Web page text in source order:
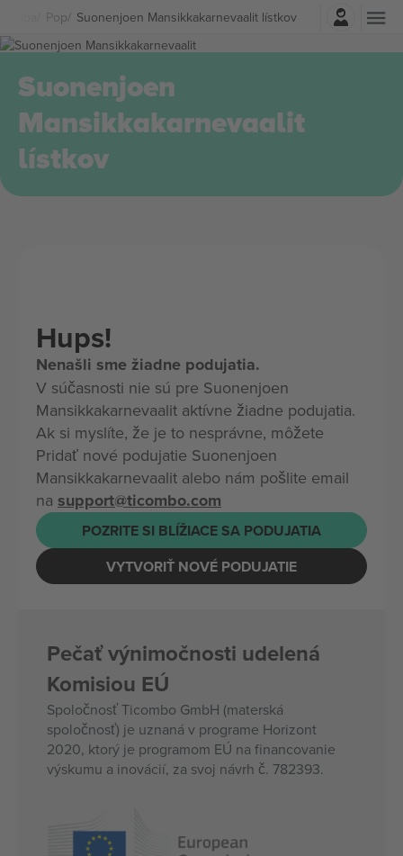
Pop Suonenjoen Mansikkakarnevaalit lístkov
Prihlásenie
Suonenjoen
Mansikkakarnevaalit
lístkov
Hups!
Nenašli sme žiadne podujatia.
V súčasnosti nie sú pre Suonenjoen
Mansikkakarnevaalit aktívne žiadne podujatia.
Ak si myslíte, že je to nesprávne, môžete
Pridať nové podujatie Suonenjoen
Mansikkakarnevaalit alebo nám pošlite email
na support@ticombo.com
POZRITE SI BLÍŽIACE SA PODUJATIA
VYTVORIŤ NOVÉ PODUJATIE
Pečať výnimočnosti udelená
Komisiou EÚ
Spoločnosť Ticombo GmbH (materská
spoločnosť) je uznaná v programe Horizont
2020, ktorý je programom EÚ na financovanie
výskumu a inovácií, za svoj návrh č. 782393.